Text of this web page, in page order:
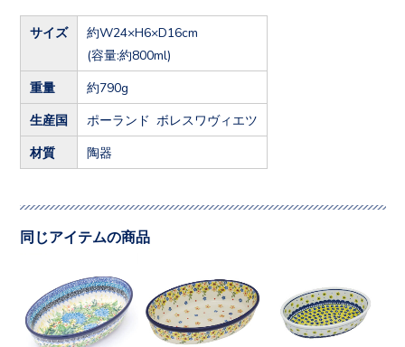
サイズ
約W24×H6×D16cm
(容量:約800ml)
重量 約790g
生産国 ポーランド ボレスワヴィエツ
材質 陶器
同じアイテムの商品